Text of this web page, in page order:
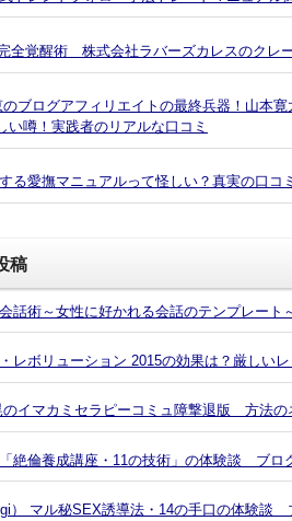
全覚醒術 株式会社ラバーズカレスのクレ
のブログアフィリエイトの最終兵器！山本
噂！実践者のリアルな口コミ
る愛撫マニュアルって怪しい？真実の口コミ
稿
話術～女性に好かれる会話のテンプレート
レボリューション 2015の効果は？厳しい
のイマカミセラピーコミュ障撃退版 方法の
絶倫養成講座・11の技術」の体験談 ブロ
） マル秘SEX誘導法・14の手口の体験談